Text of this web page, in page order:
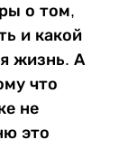
о том,
и какой
жизнь. А
что
не
это